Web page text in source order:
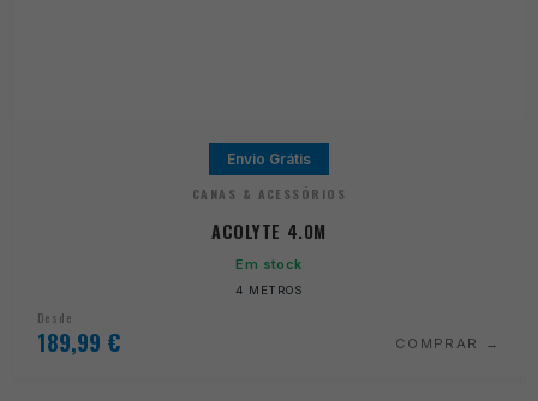
Envio Grátis
CANAS & ACESSÓRIOS
ACOLYTE 4.0M
Em stock
4 METROS
Desde
189,99 € COMPRAR